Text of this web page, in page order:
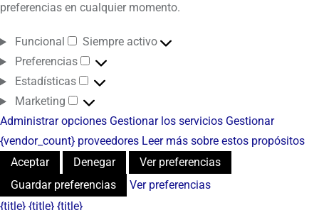
preferencias en cualquier momento.
Funcional
Siempre activo
Preferencias
Estadísticas
Marketing
Administrar opciones Gestionar los servicios Gestionar
{vendor_count} proveedores Leer más sobre estos propósitos
Aceptar
Denegar
Ver preferencias
Guardar preferencias
Ver preferencias
{title} {title} {title}